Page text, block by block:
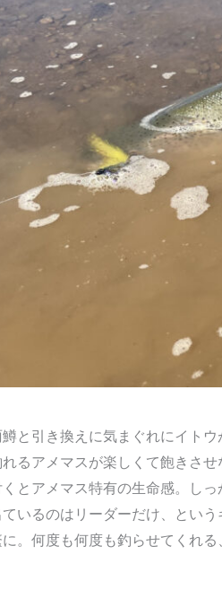
と引き換えに気まぐれにイトウ
るアメマスが楽しくて飽きさ
くとアメマス特有の生命感。し
いるのはリーダーだけ、とい
。何度も何度も釣らせてくれる